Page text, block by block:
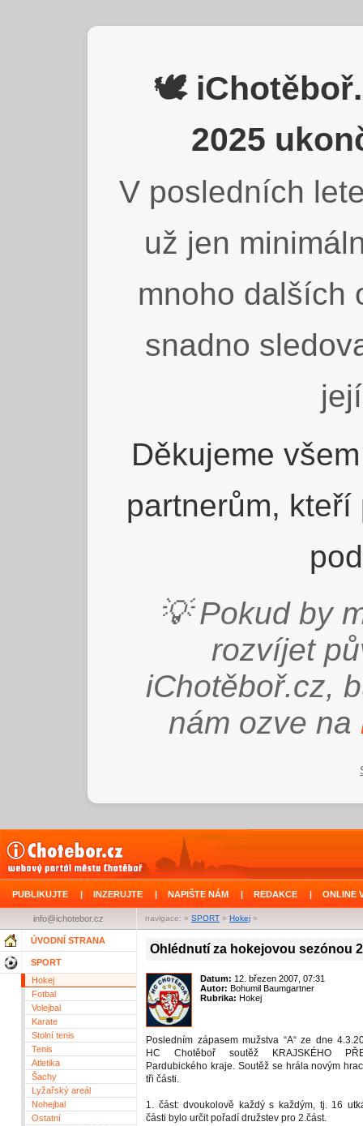
🕊️
2025
V posledních
už jen
mnoho dalších
snadno
Děkujeme
partnerům,
💡 Pokud by
rozvíjet
iChotěboř.cz,
nám ozve na
PUBLIKUJTE | INZERUJTE | NAPIŠTE NÁM | REDAKCE | ONLINE
navigace: » SPORT » Hokej »
info@ichotebor.cz
ÚVODNÍ STRANA
SPORT
Hokej
Fotbal
Volejbal
Karate
Stolní tenis
Tenis
Atletika
Šachy
Lyžařský areál
Nohejbal
Ostatní
Ohlédnutí za hokejovou sezónou
Datum: 12. březen 2007, 07:31
Autor: Bohumil Baumgartner
Rubrika: Hokej
Posledním zápasem mužstva “A“ ze dne
HC Chotěboř soutěž KRAJSKÉHO
Pardubického kraje. Soutěž se hrála novým
tři části.
1. část: dvoukolově každý s každým, tj. 16
části bylo určit pořadí družstev pro 2.část.